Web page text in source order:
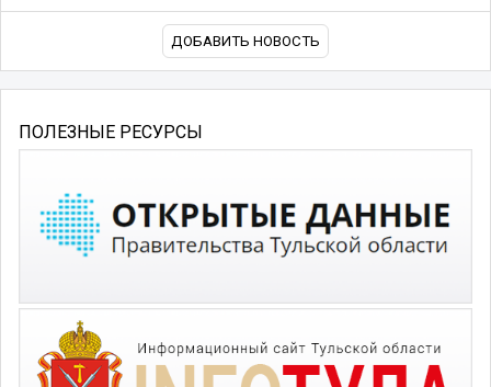
ДОБАВИТЬ НОВОСТЬ
ПОЛЕЗНЫЕ РЕСУРСЫ